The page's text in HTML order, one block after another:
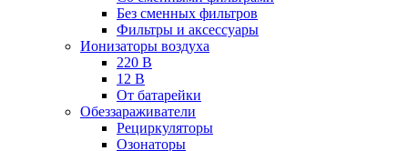
Без сменных фильтров
Фильтры и аксессуары
Ионизаторы воздуха
220 В
12 В
От батарейки
Обеззараживатели
Рециркуляторы
Озонаторы